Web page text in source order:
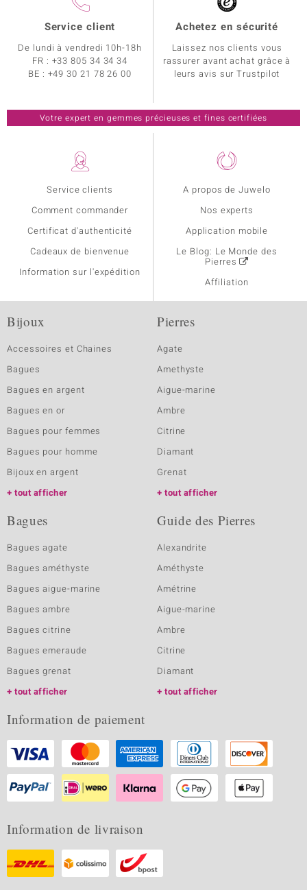
Service clients
Comment commander
Certificat d'authenticité
Cadeaux de bienvenue
Information sur l'expédition
A propos de Juwelo
Nos experts
Application mobile
Le Blog: Le Monde des
Pierres
Affiliation
Service client
De lundi à vendredi 10h-18h
FR : +33 805 34 34 34
BE : +49 30 21 78 26 00
Achetez en sécurité
Laissez nos clients vous
rassurer avant achat grâce à
leurs avis sur Trustpilot
Votre expert en gemmes précieuses et fines certifiées
Bijoux
Accessoires et Chaines
Bagues
Bagues en argent
Bagues en or
Bagues pour femmes
Bagues pour homme
Bijoux en argent
tout afficher
Pierres
Agate
Amethyste
Aigue-marine
Ambre
Citrine
Diamant
Grenat
tout afficher
Bagues
Bagues agate
Bagues améthyste
Bagues aigue-marine
Bagues ambre
Bagues citrine
Bagues emeraude
Bagues grenat
tout afficher
Guide des Pierres
Alexandrite
Améthyste
Amétrine
Aigue-marine
Ambre
Citrine
Diamant
tout afficher
Information de paiement
Information de livraison